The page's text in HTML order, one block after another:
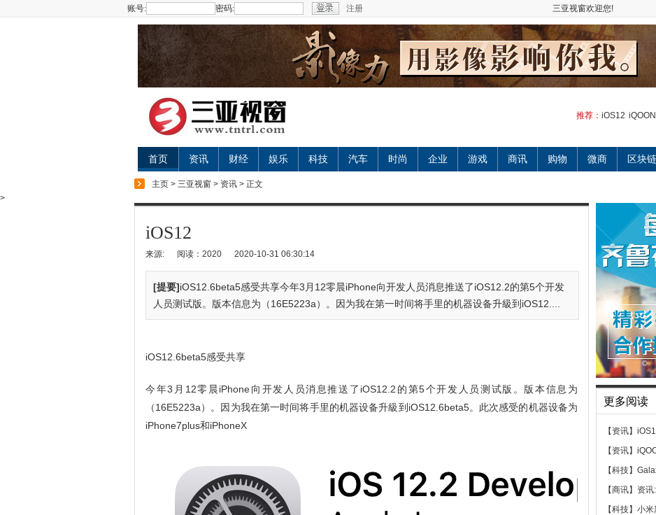
账号: 密码: 注册 三亚视窗欢迎您!
推荐： iOS12
首页 资讯 财经 娱乐 科技 汽车 时尚 企业 游戏 商讯 购物 微商 区块链
主页 > 三亚视窗 > 资讯 > 正文
>
iOS12
来源: 阅读：2020 2020-10-31 06:30:14
[提要]iOS12.6beta5感受共享今年3月12零晨iPhone向开发人员消息推送了iOS12.2的第5个开发
人员测试版。版本信息为（16E5223a）。因为我在第一时间将手里的机器设备升級到iOS12....
iOS12.6beta5感受共享
今年3月12零晨iPhone向开发人员消息推送了iOS12.2的第5个开发人员测试版。版本信息为
（16E5223a）。因为我在第一时间将手里的机器设备升級到iOS12.6beta5。此次感受的机器设备为
iPhone7plus和iPhoneX
更多阅读
【资讯】
【资讯】
【科技】
【商讯】 资
【科技】 小米